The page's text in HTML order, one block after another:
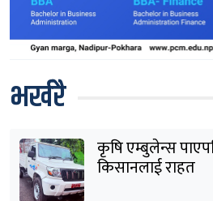
भर्खरै
कृषि एम्बुलेन्स
किसानलाई राहत